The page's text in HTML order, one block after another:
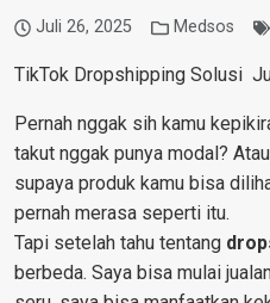
Juli 26, 2025 Medsos
TikTok Dropshipping Solusi
Pernah nggak sih kamu
takut nggak punya modal?
supaya produk kamu bisa
pernah merasa seperti itu.
Tapi setelah tahu tentang
berbeda. Saya bisa mulai